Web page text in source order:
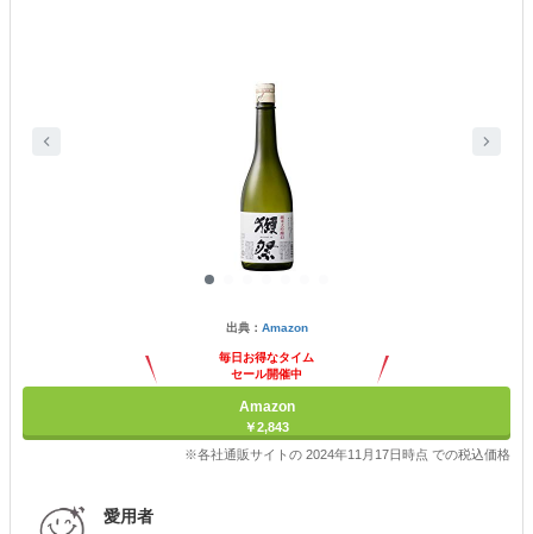
出典： Amazon
毎日お得なタイム
セール開催中
Amazon
￥2,843
※各社通販サイトの 2024年11月17日時点 での税込価格
愛用者